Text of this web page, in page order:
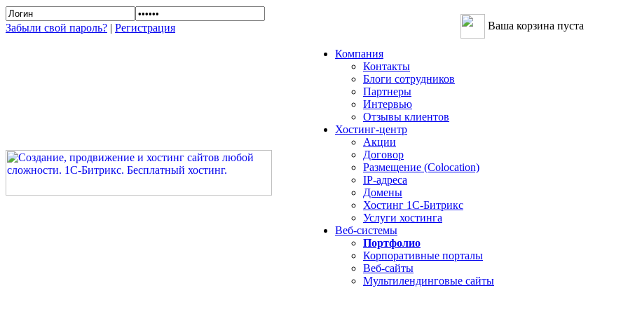
Забыли свой пароль? | Регистрация Ваша корзина пуста
Компания
Контакты
Блоги сотрудников
Партнеры
Интервью
Отзывы клиентов
Хостинг-центр
Акции
Договор
Размещение (Colocation)
IP-адреса
Домены
Хостинг 1С-Битрикс
Услуги хостинга
Веб-системы
Портфолио
Корпоративные порталы
Веб-сайты
Мультилендинговые сайты